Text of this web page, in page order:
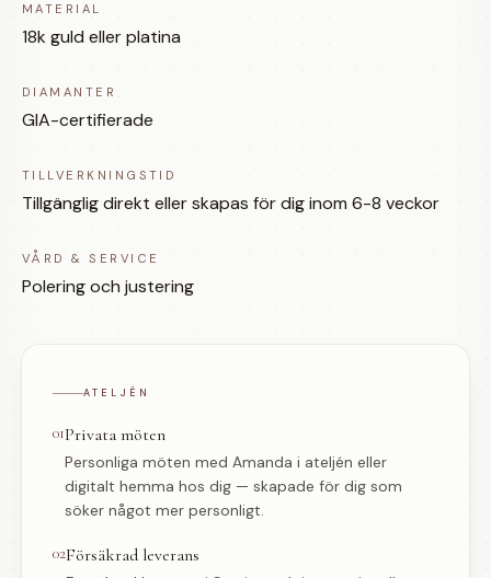
MATERIAL
18k guld eller platina
DIAMANTER
GIA-certifierade
TILLVERKNINGSTID
Tillgänglig direkt eller skapas för dig inom 6-8 veckor
VÅRD & SERVICE
Polering och justering
ATELJÉN
01Privata möten
Personliga möten med Amanda i ateljén eller
digitalt hemma hos dig — skapade för dig som
söker något mer personligt.
02Försäkrad leverans